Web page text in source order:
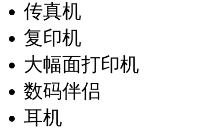
传真机
复印机
大幅面打印机
数码伴侣
耳机